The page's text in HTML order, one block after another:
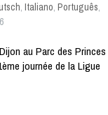
, Italiano, Português,
au Parc des Princes
journée de la Ligue